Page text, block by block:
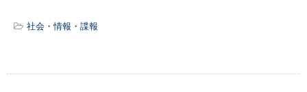
社会・情報・諜報